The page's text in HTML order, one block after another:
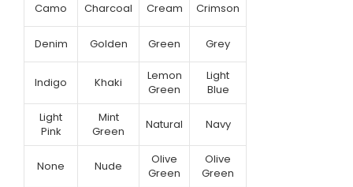
Camo Charcoal Cream Crimson
Denim Golden Green Grey
Indigo Khaki
Lemon
Green
Light
Blue
Light
Pink
Mint
Green
Natural Navy
None Nude
Olive
Green
Olive
Green